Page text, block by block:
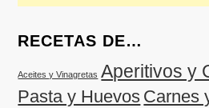
RECETAS DE…
Aceites y Vinagretas Aperitivos y
Pasta y Huevos Carnes